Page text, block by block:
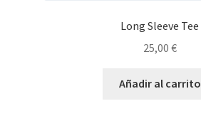
Long Sleeve Tee
25,00 €
Añadir al carrito